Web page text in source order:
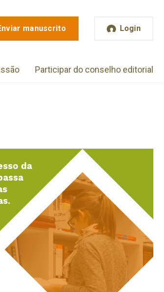
manuscrito Login
Participar do conselho editorial
da